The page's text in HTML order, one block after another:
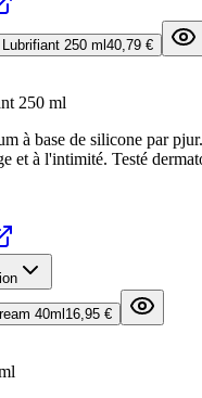
250 ml 40,79 €
250 ml
à base de silicone par
et à l'intimité. Testé
40ml 16,95 €